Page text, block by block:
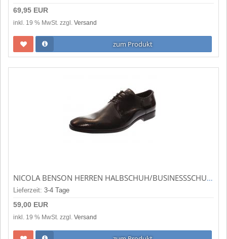
69,95 EUR
inkl. 19 % MwSt. zzgl. Versand
zum Produkt
NICOLA BENSON HERREN HALBSCHUH/BUSINESSSCHUH ASTORIA NERO LACK (SCHWARZ) D13505072
Lieferzeit: 3-4 Tage
59,00 EUR
inkl. 19 % MwSt. zzgl. Versand